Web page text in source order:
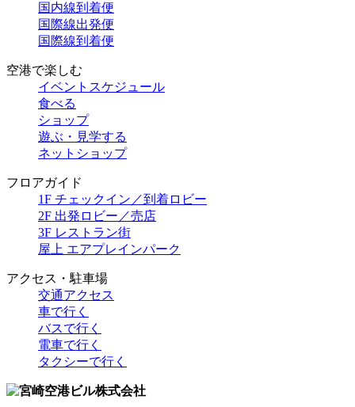
国内線到着便
国際線出発便
国際線到着便
空港で楽しむ
イベントスケジュール
食べる
ショップ
遊ぶ・見学する
ネットショップ
フロアガイド
1F チェックイン／到着ロビー
2F 出発ロビー／売店
3F レストラン街
屋上 エアプレインパーク
アクセス・駐車場
交通アクセス
車で行く
バスで行く
電車で行く
タクシーで行く